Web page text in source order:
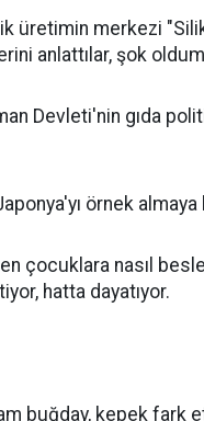
üretimin merkezi
anlattılar, şok
Devleti'nin gıda
örnek almaya
çocuklara nasıl
hatta dayatıyor.
buğday, kepek fark